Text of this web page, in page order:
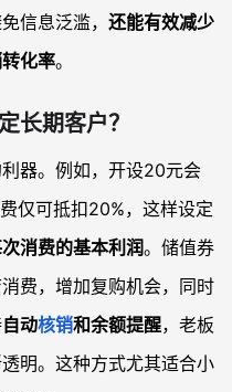
信息泛滥， 还能有效减少
化率。
长期客户？
器。例如，开设20元会
仅可抵扣20%，这样设定
消费的基本利润。储值券
费，增加复购机会，同时
自动核销和余额提醒，老板
明。这种方式尤其适合小